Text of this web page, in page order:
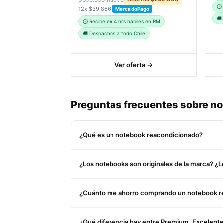
12x $39.866
MercadoPago
⏱ Recibe en 4 hrs hábiles en RM
🚚 Despachos a todo Chile
Ver oferta →
⏱
🚚
Preguntas frecuentes sobre
¿Qué es un notebook reacondicionado?
componentes defectuosos (batería, teclado,
¿Los notebooks son originales de la marca?
equipos corporativos de empresas Fortune
¿Cuánto me ahorro comprando un notebook